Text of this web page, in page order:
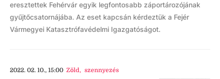
eresztettek Fehérvár egyik legfontosabb záportározójának
gyűjtőcsatornájába. Az eset kapcsán kérdeztük a Fejér
Vármegyei Katasztrófavédelmi Igazgatóságot.
2022. 02. 10., 15:00 Zöld, szennyezés